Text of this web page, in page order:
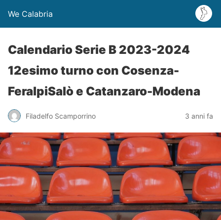
We Calabria
Calendario Serie B 2023-2024
12esimo turno con Cosenza-
FeralpiSalò e Catanzaro-Modena
Filadelfo Scamporrino 3 anni fa